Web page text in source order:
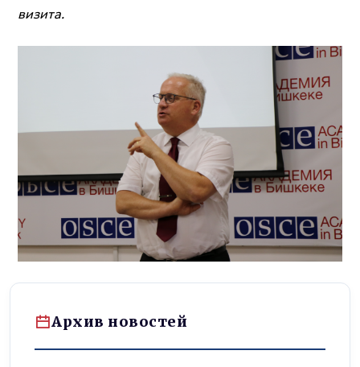
визита.
Архив новостей